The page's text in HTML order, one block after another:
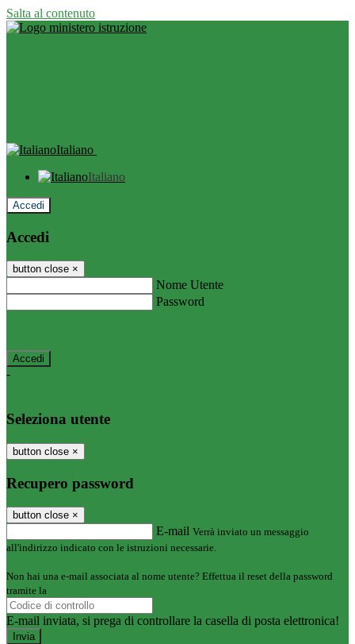
Salta al contenuto
Italiano
Italiano
Accedi
Accedi
button close ×
Nome Utente
Password
-
Seleziona utente
button close ×
Recupero password
button close ×
E-mail Verrà inviato un messaggio
all'indirizzo indicato con le istruzioni necessarie.
Non hai una e-mail associata al nome utente? Effettua il reset della password
tramite la
E-mail inviata, si prega di controllare la casella di posta elettronica!